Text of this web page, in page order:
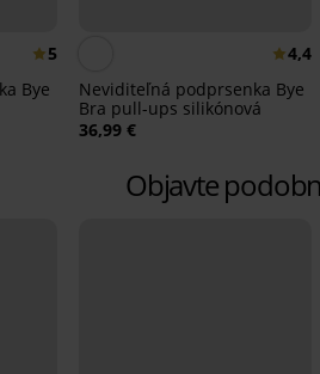
5
Bye
4,4
Neviditeľná podprsenka Bye
Bra pull-ups silikónová
36,99 €
Objavte